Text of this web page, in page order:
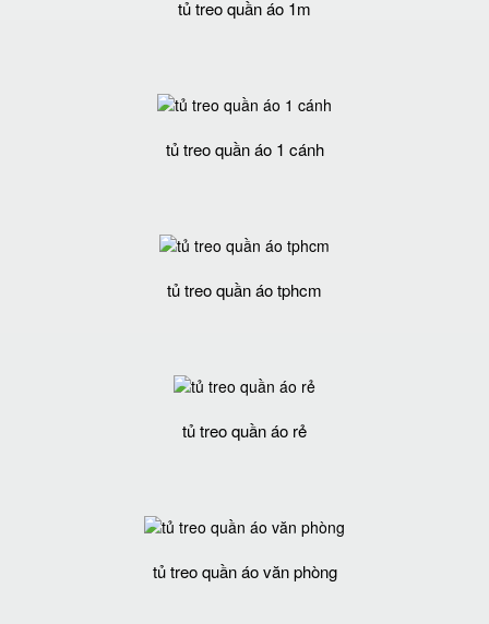
tủ treo quần áo 1m
tủ treo quần áo 1 cánh
tủ treo quần áo tphcm
tủ treo quần áo rẻ
tủ treo quần áo văn phòng